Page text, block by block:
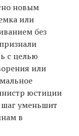
новым
или
без
с целью
или
юстиции
уменьшит
в